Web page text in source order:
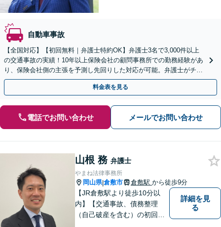
自動車事故
【全国対応】【初回無料｜弁護士特約OK】弁護士3名で3,000件以上
の交通事故の実績！10年以上保険会社の顧問事務所での勤務経験があ
り、保険会社側の主張を予測し先回りした対応が可能。弁護士がチー
ムとなり示談交渉、休業損害、後遺障害等に対応。
料金表を見る
電話でお問い合わせ メールでお問い合わせ
山根 務 弁護士
やまね法律事務所
岡山県|倉敷市 倉敷駅 から徒歩9分
【JR倉敷駅より徒歩10分以
内】【交通事故、債務整理
（自己破産を含む）の初回相
詳細を見
る